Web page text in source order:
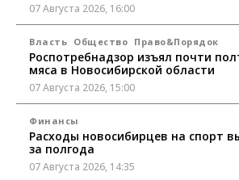
07 Августа 2026, 16:00
Власть Общество Право&Порядок
Роспотребнадзор изъял почти
мяса в Новосибирской области
07 Августа 2026, 15:00
Финансы
Расходы новосибирцев на спорт
за полгода
07 Августа 2026, 14:35